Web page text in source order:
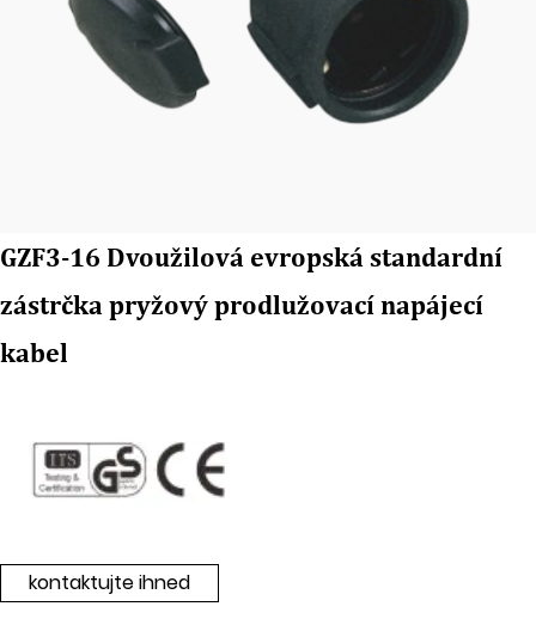
GZF3-16 Dvoužilová evropská standardní
zástrčka pryžový prodlužovací napájecí
kabel
kontaktujte ihned